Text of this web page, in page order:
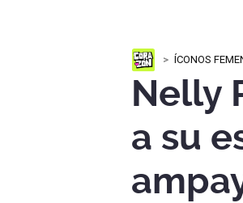
ÍCONOS
Nelly
a su